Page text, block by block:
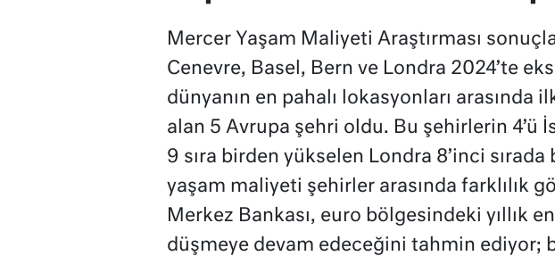
Mercer Yaşam Maliyeti Araştırması
Cenevre, Basel, Bern ve Londra 2024’te
dünyanın en pahalı lokasyonları arasında
alan 5 Avrupa şehri oldu. Bu şehirlerin 4’ü
9 sıra birden yükselen Londra 8’inci sırada
yaşam maliyeti şehirler arasında farklılık
Merkez Bankası, euro bölgesindeki yıllık
düşmeye devam edeceğini tahmin ediyor;